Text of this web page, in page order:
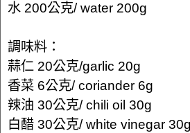
水 200公克/ water 200g
調味料：
蒜仁 20公克/garlic 20g
香菜 6公克/ coriander 6g
辣油 30公克/ chili oil 30g
白醋 30公克/ white vinegar 30g